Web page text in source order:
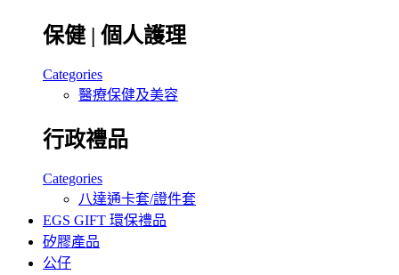
保健 | 個人護理
Categories
醫療保健及美容
行政禮品
Categories
八達通卡套/證件套
EGS GIFT 環保禮品
矽膠產品
公仔